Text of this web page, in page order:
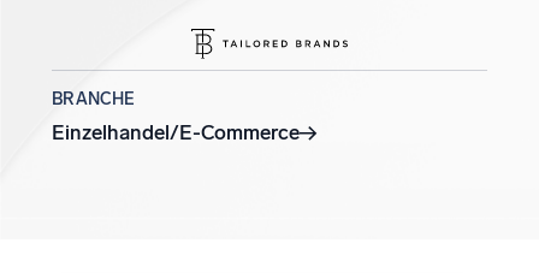
Intelligente Sicherheitsoperationen
SIEM
BRANCHE
Einzelhandel/E-Commerce